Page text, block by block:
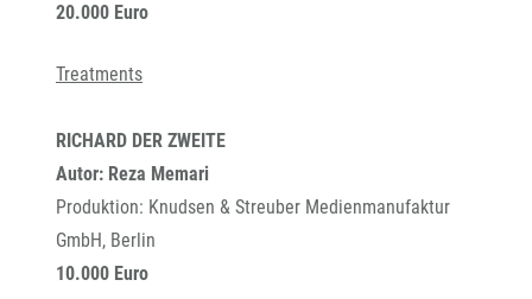
20.000 Euro
Treatments
RICHARD DER ZWEITE
Autor: Reza Memari
Produktion: Knudsen & Streuber Medienmanufaktur
GmbH, Berlin
10.000 Euro